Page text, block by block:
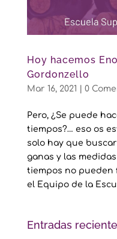
Hoy hacemos
Gordonzello
Mar 16, 2021 0
Pero, ¿Se puede
tiempos?… eso os
solo hay que
ganas y las
tiempos no pueden
el Equipo de la
Entradas